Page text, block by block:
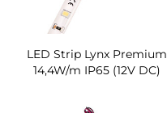
LED Strip Lynx Premium
14,4W/m IP65 (12V DC)